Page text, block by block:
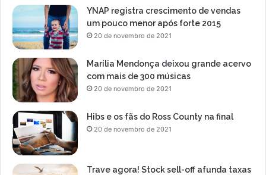
d
é
s
p
e
o
a
0
YNAP registra crescimento de vendas
um pouco menor após forte 2015
20 de novembro de 2021
Marília Mendonça deixou grande acervo
com mais de 300 músicas
20 de novembro de 2021
Hibs e os fãs do Ross County na final
20 de novembro de 2021
Trave agora! Stock sell-off afunda taxas